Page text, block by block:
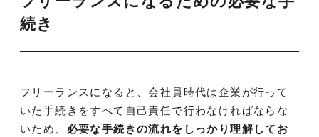
続き
フリーランスになると、会社員時代は企業が行って
いた手続きをすべて自己責任で行わなければならな
いため、 必要な手続きの流れをしっかり理解してお